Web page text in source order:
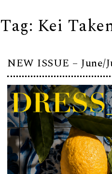
Tag: Kei
NEW ISSUE – June/